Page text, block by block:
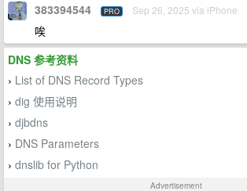
383394544 PRO Sep 26, 2025 via iPhone
唉
DNS 参考资料
› List of DNS Record Types
› dig 使用说明
› djbdns
› DNS Parameters
› dnslib for Python
Advertisement